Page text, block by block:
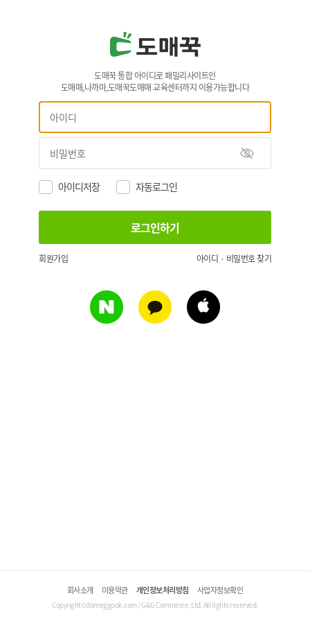
도매꾹 통합 아이디로 패밀리사이트인
도매매,나까마,도매꾹도매매 교육센터까지 이용가능합니다
아이디저장 자동로그인
회원가입 아이디 · 비밀번호 찾기
회사소개 이용약관 개인정보처리방침 사업자정보확인
Copyright©domeggook.com / G&G Commerce, Ltd. All rights reserved.